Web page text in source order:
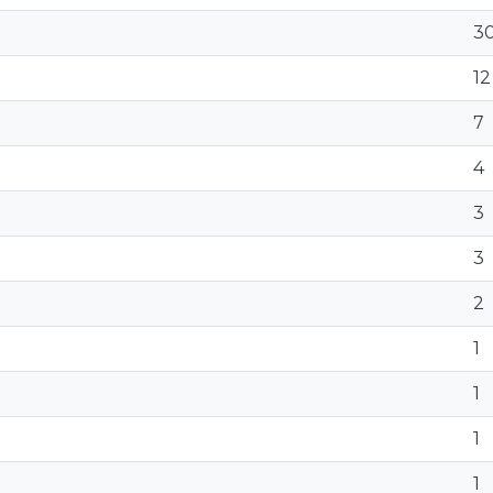
12
7
4
3
3
2
1
1
1
1